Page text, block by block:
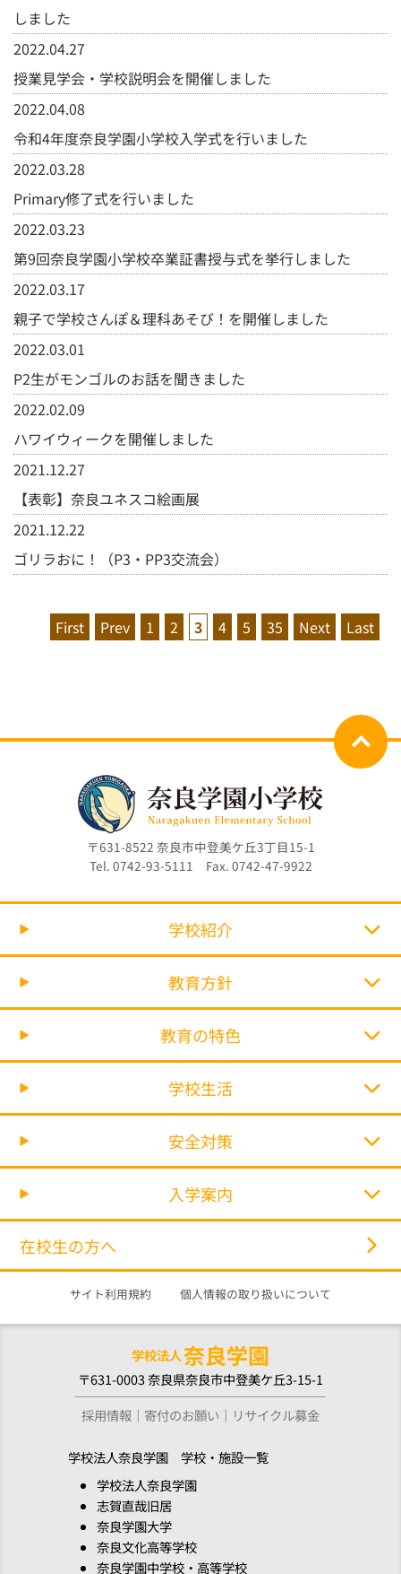
しました
2022.04.27
授業見学会・学校説明会を開催しました
2022.04.08
令和4年度奈良学園小学校入学式を行いました
2022.03.28
Primary修了式を行いました
2022.03.23
第9回奈良学園小学校卒業証書授与式を挙行しました
2022.03.17
親子で学校さんぽ＆理科あそび！を開催しました
2022.03.01
P2生がモンゴルのお話を聞きました
2022.02.09
ハワイウィークを開催しました
2021.12.27
【表彰】奈良ユネスコ絵画展
2021.12.22
ゴリラおに！（P3・PP3交流会）
First Prev 1 2 3 4 5 35 Next Last
〒631-8522 奈良市中登美ケ丘3丁目15-1
Tel. 0742-93-5111 Fax. 0742-47-9922
学校紹介
教育方針
教育の特色
学校生活
安全対策
入学案内
在校生の方へ
サイト利用規約 個人情報の取り扱いについて
学校法人奈良学園
〒631-0003 奈良県奈良市中登美ケ丘3-15-1
採用情報
寄付のお願い リサイクル募金
学校法人奈良学園 学校・施設一覧
学校法人奈良学園
志賀直哉旧居
奈良学園大学
奈良文化高等学校
奈良学園中学校・高等学校